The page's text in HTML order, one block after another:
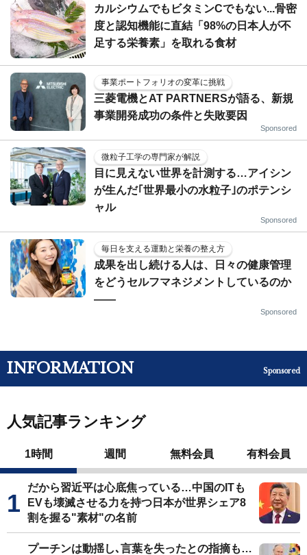
カルシウムでもビタミンCでもない...骨密
度と認知機能に直結「98%の日本人が不
足する栄養素」を取れる食材
事業ポートフォリオの変革に挑戦
三菱電機とAT PARTNERSが語る、新規
事業開発成功の条件と失敗要因
Sponsored
微粒子工学の専門家が解説
目に見えない世界を計測する…アイシン
が生んだ｢世界最小の水粒子｣のポテンシ
ャル
Sponsored
毎日を支える運動と栄養の整え方
成果を出し続ける人は、日々の健康管理
をどうセルフマネジメントしているのか
——
Sponsored
INFORMATION Sponsored
人気記事ランキング
1時間 週間 無料会員 有料会員
だから習近平は心底焦っている…中国のITも
EVも壊滅させる力を持つ日本が世界シェア8
割を握る"素材"の名前
プーチンは動揺し､言葉を失ったとの指摘も…